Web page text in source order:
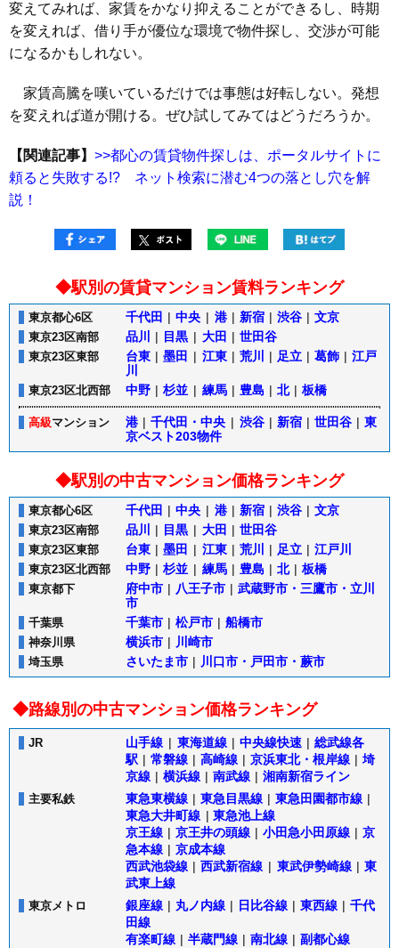
変えてみれば、家賃をかなり抑えることができるし、時期
を変えれば、借り手が優位な環境で物件探し、交渉が可能
になるかもしれない。
家賃高騰を嘆いているだけでは事態は好転しない。発想
を変えれば道が開ける。ぜひ試してみてはどうだろうか。
【関連記事】 >>都心の賃貸物件探しは、ポータルサイトに
頼ると失敗する!? ネット検索に潜む4つの落とし穴を解
説！
◆駅別の賃貸マンション賃料ランキング
東京都心6区 千代田 | 中央 | 港 | 新宿 | 渋谷 | 文京
東京23区南部 品川 | 目黒 | 大田 | 世田谷
東京23区東部 台東 | 墨田 | 江東 | 荒川 | 足立 | 葛飾 | 江戸
川
東京23区北西部 中野 | 杉並 | 練馬 | 豊島 | 北 | 板橋
高級マンション 港 | 千代田・中央 | 渋谷 | 新宿 | 世田谷 | 東
京ベスト203物件
◆駅別の中古マンション価格ランキング
東京都心6区 千代田 | 中央 | 港 | 新宿 | 渋谷 | 文京
東京23区南部 品川 | 目黒 | 大田 | 世田谷
東京23区東部 台東 | 墨田 | 江東 | 荒川 | 足立 | 江戸川
東京23区北西部 中野 | 杉並 | 練馬 | 豊島 | 北 | 板橋
東京都下 府中市 | 八王子市 | 武蔵野市・三鷹市・立川
市
千葉県 千葉市 | 松戸市 | 船橋市
神奈川県 横浜市 | 川崎市
埼玉県 さいたま市 | 川口市・戸田市・蕨市
◆路線別の中古マンション価格ランキング
JR 山手線 | 東海道線 | 中央線快速 | 総武線各
駅 | 常磐線 | 高崎線 | 京浜東北・根岸線 | 埼
京線 | 横浜線 | 南武線 | 湘南新宿ライン
主要私鉄 東急東横線 | 東急目黒線 | 東急田園都市線 |
東急大井町線 | 東急池上線
京王線 | 京王井の頭線 | 小田急小田原線 | 京
急本線 | 京成本線
西武池袋線 | 西武新宿線 | 東武伊勢崎線 | 東
武東上線
東京メトロ 銀座線 | 丸ノ内線 | 日比谷線 | 東西線 | 千代
田線
有楽町線 | 半蔵門線 | 南北線 | 副都心線